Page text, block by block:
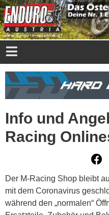
Info und
Racing
Der M-Racing Shop bleibt
mit dem Coronavirus
während den „normalen“